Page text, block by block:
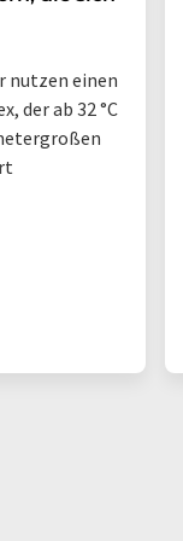
nutzen einen
der ab 32 °C